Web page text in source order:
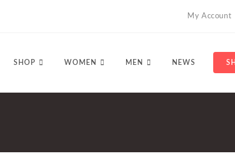
My Account
SHOP WOMEN MEN NEWS